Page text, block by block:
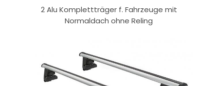
2 Alu Komplettträger f. Fahrzeuge mit
Normaldach ohne Reling